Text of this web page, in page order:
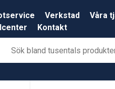
Verkstad Våra
Kontakt